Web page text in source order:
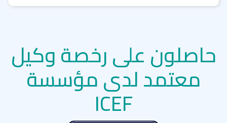
حاصلون على رخصة وكيل
معتمد لدى مؤسسة
ICEF